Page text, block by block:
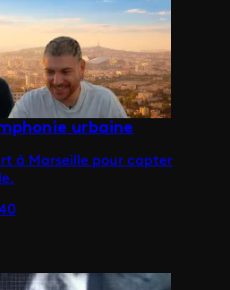
urbaine
à Marseille pour capter